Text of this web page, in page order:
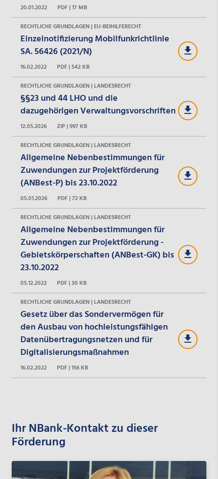
20.01.2022
PDF | 17 MB
RECHTLICHE GRUNDLAGEN | EU-BEIHILFERECHT
Einzelnotifizierung Mobilfunkrichtlinie
SA. 56426 (2021/N)
16.02.2022
PDF | 542 KB
RECHTLICHE GRUNDLAGEN | LANDESRECHT
§§23 und 44 LHO und die
dazugehörigen Verwaltungsvorschriften
12.05.2026
ZIP | 997 KB
RECHTLICHE GRUNDLAGEN | LANDESRECHT
Allgemeine Nebenbestimmungen für
Zuwendungen zur Projektförderung
(ANBest-P) bis 23.10.2022
05.01.2026
PDF | 72 KB
RECHTLICHE GRUNDLAGEN | LANDESRECHT
Allgemeine Nebenbestimmungen für
Zuwendungen zur Projektförderung -
Gebietskörperschaften (ANBest-GK) bis
23.10.2022
05.12.2022
PDF | 30 KB
RECHTLICHE GRUNDLAGEN | LANDESRECHT
Gesetz über das Sondervermögen für
den Ausbau von hochleistungsfähigen
Datenübertragungsnetzen und für
Digitalisierungsmaßnahmen
16.02.2022 PDF | 156 KB
Ihr NBank-Kontakt zu dieser
Förderung